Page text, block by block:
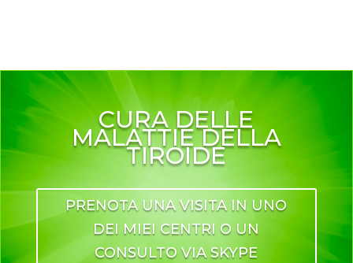
CURA DELLE
MALATTIE DELLA
TIROIDE
PRENOTA UNA VISITA IN UNO
DEI MIEI CENTRI O UN
CONSULTO VIA SKYPE